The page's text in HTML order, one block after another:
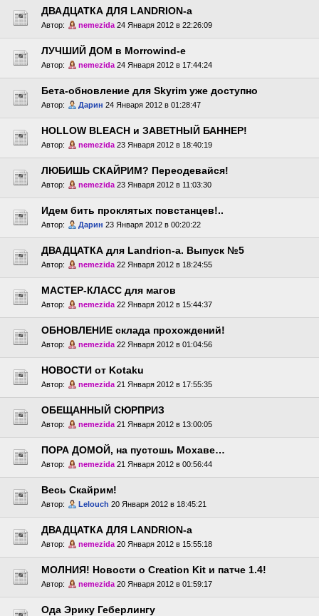
ДВАДЦАТКА ДЛЯ LANDRION-a
Автор: nemezida 24 Января 2012 в 22:26:09
ЛУЧШИЙ ДОМ в Morrowind-е
Автор: nemezida 24 Января 2012 в 17:44:24
Бета-обновление для Skyrim уже доступно
Автор: Дарин 24 Января 2012 в 01:28:47
HOLLOW BLEACH и ЗАВЕТНЫЙ БАННЕР!
Автор: nemezida 23 Января 2012 в 18:40:19
ЛЮБИШЬ СКАЙРИМ? Переодевайся!
Автор: nemezida 23 Января 2012 в 11:03:30
Идем бить проклятых повстанцев!..
Автор: Дарин 23 Января 2012 в 00:20:22
ДВАДЦАТКА для Landrion-a. Выпуск №5
Автор: nemezida 22 Января 2012 в 18:24:55
МАСТЕР-КЛАСС для магов
Автор: nemezida 22 Января 2012 в 15:44:37
ОБНОВЛЕНИЕ склада прохождений!
Автор: nemezida 22 Января 2012 в 01:04:56
НОВОСТИ от Kotaku
Автор: nemezida 21 Января 2012 в 17:55:35
ОБЕЩАННЫЙ СЮРПРИЗ
Автор: nemezida 21 Января 2012 в 13:00:05
ПОРА ДОМОЙ, на пустошь Мохаве…
Автор: nemezida 21 Января 2012 в 00:56:44
Весь Скайрим!
Автор: Lelouch 20 Января 2012 в 18:45:21
ДВАДЦАТКА ДЛЯ LANDRION-a
Автор: nemezida 20 Января 2012 в 15:55:18
МОЛНИЯ! Новости о Creation Kit и патче 1.4!
Автор: nemezida 20 Января 2012 в 01:59:17
Ода Эрику Геберлингу